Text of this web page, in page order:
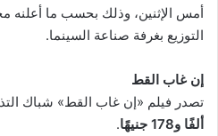
أمس الإثنين، وذلك بحسب ما أعلنه
التوزيع بغرفة صناعة السينما.
إن غاب القط
تصدر فيلم «إن غاب القط» شباك
ألفًا و178 جنيهًا
.